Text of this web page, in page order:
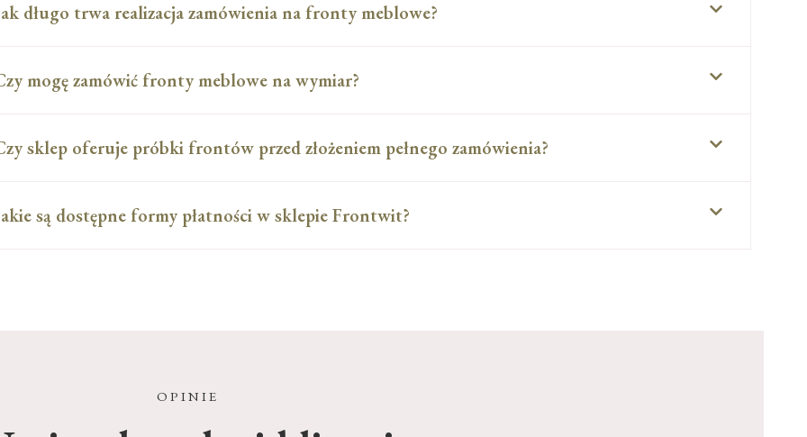
długo trwa realizacja zamówienia na fronty meblowe?
mogę zamówić fronty meblowe na wymiar?
sklep oferuje próbki frontów przed złożeniem pełnego zamówienia?
są dostępne formy płatności w sklepie Frontwit?
OPINIE